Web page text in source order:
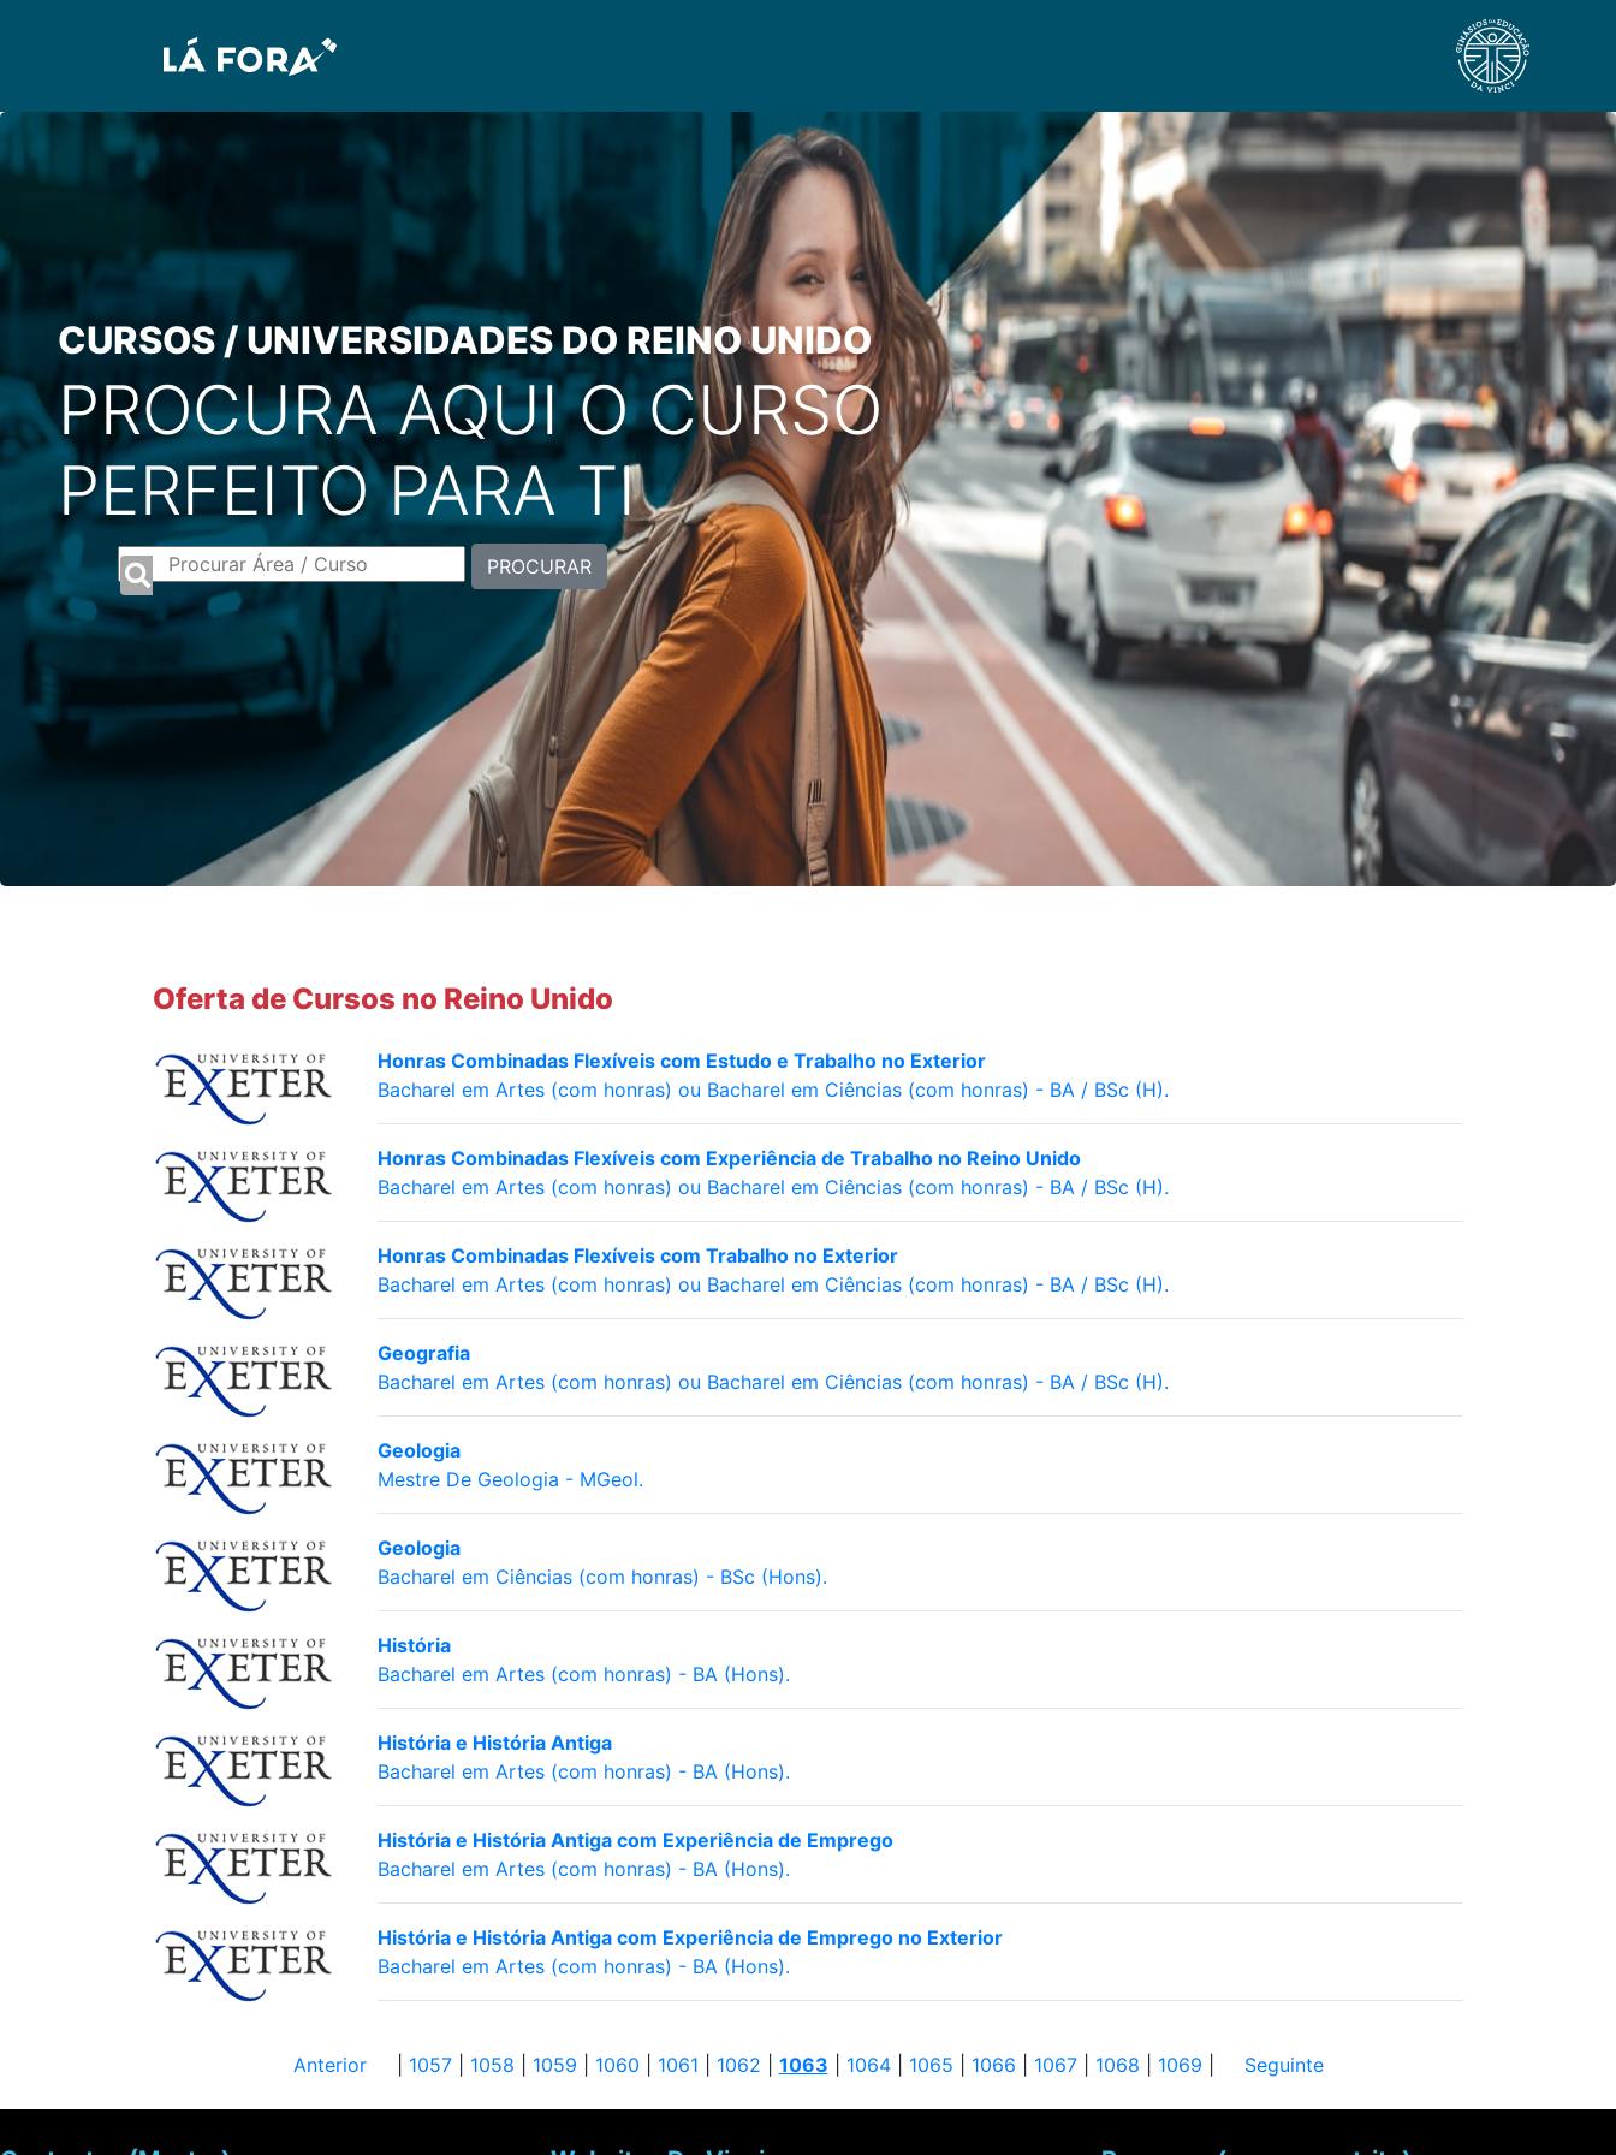
CURSOS / UNIVERSIDADES DO REINO UNIDO
PROCURA AQUI O CURSO
PERFEITO PARA TI
PROCURAR
Oferta de Cursos no Reino Unido
Honras Combinadas Flexíveis com Estudo e Trabalho no Exterior
Bacharel em Artes (com honras) ou Bacharel em Ciências (com honras) - BA / BSc (H).
Honras Combinadas Flexíveis com Experiência de Trabalho no Reino Unido
Bacharel em Artes (com honras) ou Bacharel em Ciências (com honras) - BA / BSc (H).
Honras Combinadas Flexíveis com Trabalho no Exterior
Bacharel em Artes (com honras) ou Bacharel em Ciências (com honras) - BA / BSc (H).
Geografia
Bacharel em Artes (com honras) ou Bacharel em Ciências (com honras) - BA / BSc (H).
Geologia
Mestre De Geologia - MGeol.
Geologia
Bacharel em Ciências (com honras) - BSc (Hons).
História
Bacharel em Artes (com honras) - BA (Hons).
História e História Antiga
Bacharel em Artes (com honras) - BA (Hons).
História e História Antiga com Experiência de Emprego
Bacharel em Artes (com honras) - BA (Hons).
História e História Antiga com Experiência de Emprego no Exterior
Bacharel em Artes (com honras) - BA (Hons).
Anterior| 1057| 1058 1059 1060 1061 1062 1063 1064| 1065 1066 1067| 1068 1069 Seguinte